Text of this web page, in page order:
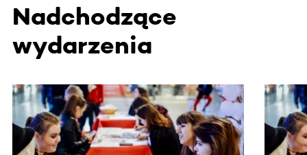
Nadchodzące
wydarzenia
Ta sekcja zawiera treści przewijane w poziomie. Użyj